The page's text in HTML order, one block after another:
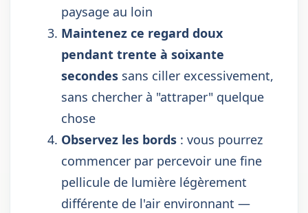
paysage au loin
Maintenez ce regard doux
pendant trente à soixante
secondes sans ciller excessivement,
sans chercher à "attraper" quelque
chose
Observez les bords : vous pourrez
commencer par percevoir une fine
pellicule de lumière légèrement
différente de l'air environnant —